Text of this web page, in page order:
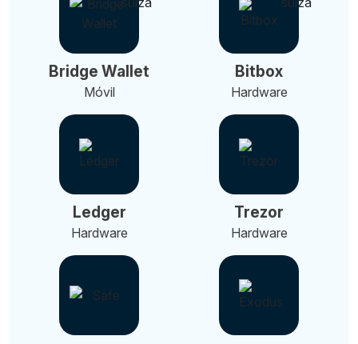
Bridge Wallet
Móvil
Bitbox
Hardware
Ledger
Hardware
Trezor
Hardware